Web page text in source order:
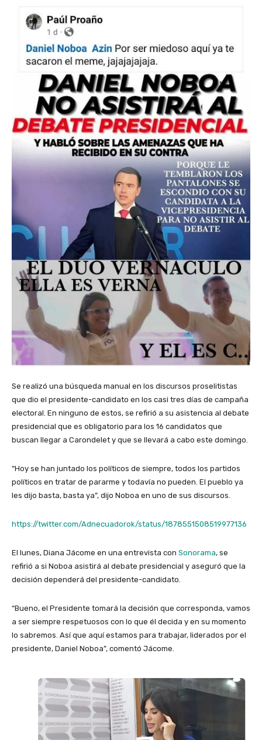
Se realizó una búsqueda manual en los discursos proselitistas
que dio el presidente-candidato en los casi tres días de campaña
electoral. En ninguno de estos, se refirió a su asistencia al debate
presidencial que es obligatorio para los 16 candidatos que
buscan llegar a Carondelet y que se llevará a cabo este domingo.
“Hoy se han juntado los políticos de siempre, todos los partidos
políticos en tratar de pararme y todavía no pueden. El pueblo ya
les dijo basta, basta ya”, dijo Noboa en uno de sus discursos.
https://twitter.com/Adnecuadorok/status/1878551508519977136
El lunes, Diana Jácome en una entrevista con Sonorama, se
refirió a si Noboa asistirá al debate presidencial y aseguró que la
decisión dependerá del presidente-candidato.
“Bueno, el Presidente tomará la decisión que corresponda, vamos
a ser siempre respetuosos con lo que él decida y en su momento
lo sabremos. Así que aquí estamos para trabajar, liderados por el
presidente, Daniel Noboa”, comentó Jácome.